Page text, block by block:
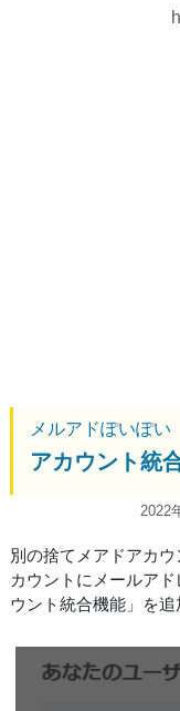
メルアドぽいぽい
アカウント統
2022
別の捨てメアドアカ
カウントにメールア
ウント統合機能」を追